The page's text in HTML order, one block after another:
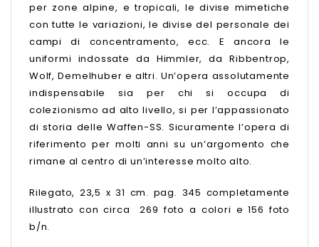
per zone alpine, e tropicali, le divise mimetiche
con tutte le variazioni, le divise del personale dei
campi di concentramento, ecc. E ancora le
uniformi indossate da Himmler, da Ribbentrop,
Wolf, Demelhuber e altri. Un’opera assolutamente
indispensabile sia per chi si occupa di
colezionismo ad alto livello, si per l’appassionato
di storia delle Waffen-SS. Sicuramente l’opera di
riferimento per molti anni su un’argomento che
rimane al centro di un’interesse molto alto.
Rilegato, 23,5 x 31 cm. pag. 345 completamente
illustrato con circa 269 foto a colori e 156 foto
b/n.